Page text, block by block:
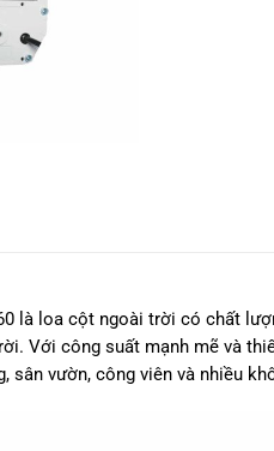
là loa cột ngoài trời có chất
Với công suất mạnh mẽ và
sân vườn, công viên và nhiều